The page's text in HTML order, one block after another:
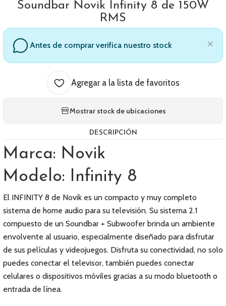
Soundbar Novik Infinity 8 de 150W
RMS
Antes de comprar verifica nuestro stock
Agregar a la lista de favoritos
Mostrar stock de ubicaciones
DESCRIPCIÓN
Marca: Novik
Modelo: Infinity 8
El INFINITY 8 de Novik es un compacto y muy completo
sistema de home audio para su televisión. Su sistema 2.1
compuesto de un Soundbar + Subwoofer brinda un ambiente
envolvente al usuario, especialmente diseñado para disfrutar
de sus películas y videojuegos. Disfruta su conectividad, no solo
puedes conectar el televisor, también puedes conectar
celulares o dispositivos móviles gracias a su modo bluetooth o
entrada de línea.